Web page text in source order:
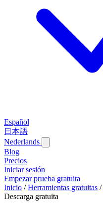
Español
日本語
Nederlands
Blog‎
Precios
Iniciar sesión
Empezar prueba gratuita
Inicio / Herramientas gratuitas /
Descarga gratuita